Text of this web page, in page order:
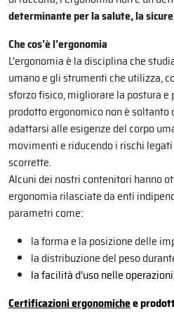
determinante per la salute, la
Che cos’è l’ergonomia
L’ergonomia è la disciplina che
umano e gli strumenti che utilizza,
sforzo fisico, migliorare la postura
prodotto ergonomico non è soltanto
adattarsi alle esigenze del corpo
movimenti e riducendo i rischi
scorrette.
Alcuni dei nostri contenitori hanno
ergonomia rilasciate da enti
parametri come:
la forma e la posizione delle
la distribuzione del peso
la facilità d’uso nelle
Certificazioni ergonomichee